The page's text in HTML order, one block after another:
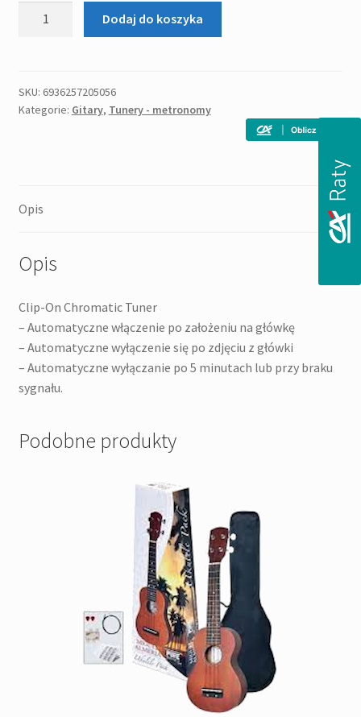
PLUS
TUNER
Dodaj do koszyka
SKU: 6936257205056
Kategorie: Gitary, Tunery - metronomy
Opis
Opis
Clip-On Chromatic Tuner
– Automatyczne włączenie po założeniu na główkę
– Automatyczne wyłączenie się po zdjęciu z główki
– Automatyczne wyłączanie po 5 minutach lub przy braku
sygnału.
Podobne produkty